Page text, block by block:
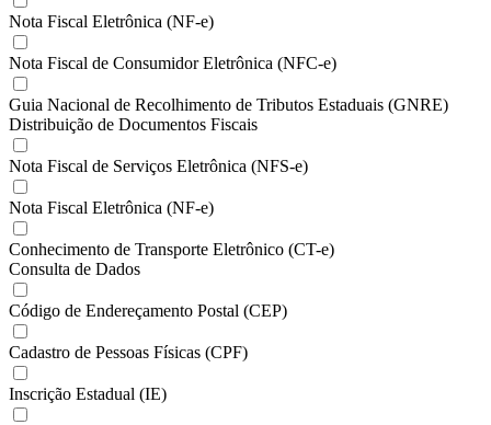
Nota Fiscal Eletrônica (NF-e)
Nota Fiscal de Consumidor Eletrônica (NFC-e)
Guia Nacional de Recolhimento de Tributos Estaduais (GNRE)
Distribuição de Documentos Fiscais
Nota Fiscal de Serviços Eletrônica (NFS-e)
Nota Fiscal Eletrônica (NF-e)
Conhecimento de Transporte Eletrônico (CT-e)
Consulta de Dados
Código de Endereçamento Postal (CEP)
Cadastro de Pessoas Físicas (CPF)
Inscrição Estadual (IE)